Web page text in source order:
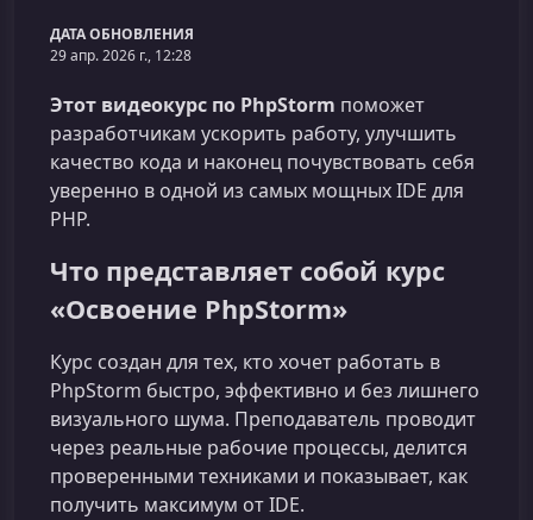
ДАТА ОБНОВЛЕНИЯ
29 апр. 2026 г., 12:28
Этот видеокурс по PhpStorm поможет
разработчикам ускорить работу, улучшить
качество кода и наконец почувствовать себя
уверенно в одной из самых мощных IDE для
PHP.
Что представляет собой курс
«Освоение PhpStorm»
Курс создан для тех, кто хочет работать в
PhpStorm быстро, эффективно и без лишнего
визуального шума. Преподаватель проводит
через реальные рабочие процессы, делится
проверенными техниками и показывает, как
получить максимум от IDE.